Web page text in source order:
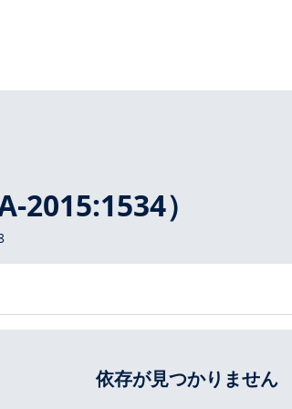
2015:1534）
依存が見つかりません